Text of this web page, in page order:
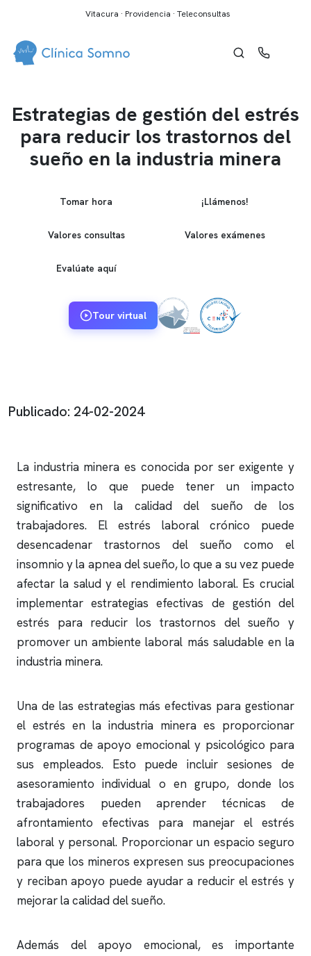
Vitacura · Providencia · Teleconsultas
Estrategias de gestión del estrés
para reducir los trastornos del
sueño en la industria minera
Tomar hora ¡Llámenos!
Valores consultas Valores exámenes
Evalúate aquí
Tour virtual
Publicado: 24-02-2024
La industria minera es conocida por ser exigente y
estresante, lo que puede tener un impacto
significativo en la calidad del sueño de los
trabajadores. El estrés laboral crónico puede
desencadenar trastornos del sueño como el
insomnio y la apnea del sueño, lo que a su vez puede
afectar la salud y el rendimiento laboral. Es crucial
implementar estrategias efectivas de gestión del
estrés para reducir los trastornos del sueño y
promover un ambiente laboral más saludable en la
industria minera.
Una de las estrategias más efectivas para gestionar
el estrés en la industria minera es proporcionar
programas de apoyo emocional y psicológico para
sus empleados. Esto puede incluir sesiones de
asesoramiento individual o en grupo, donde los
trabajadores pueden aprender técnicas de
afrontamiento efectivas para manejar el estrés
laboral y personal. Proporcionar un espacio seguro
para que los mineros expresen sus preocupaciones
y reciban apoyo puede ayudar a reducir el estrés y
mejorar la calidad del sueño.
Además del apoyo emocional, es importante